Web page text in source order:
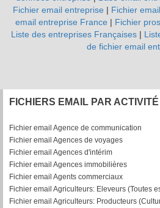
Fichier email entreprise | Fichier
email entreprise France | Fichier
Liste des entreprises Françaises|
de fichier email
FICHIERS EMAIL PAR ACTIVITÉ
Fichier email Agence de communication
Fichier email Agences de voyages
Fichier email Agences d'intérim
Fichier email Agences immobilières
Fichier email Agents commerciaux
Fichier email Agriculteurs: Eleveurs (Toutes
Fichier email Agriculteurs: Producteurs